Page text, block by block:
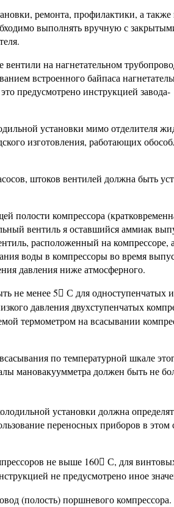
ремонта, профилактики, а также
выполнять вручную с
вентили на нагнетательном
встроенного байпаса
предусмотрено инструкцией завода-
установки мимо отделителя
изготовления, работающих
штоков вентилей должна быть
полости компрессора
вентиль я оставшийся аммиак
расположенный на компрессоре, а
воды в компрессоры во время
давления ниже атмосферного.
не менее 5 С для одноступенчатых
давления двухступенчатых
термометром на всасывании
по температурной шкале
мановакуумметра должен быть не
установки должна
переносных приборов в этом
не выше 160 С, для
не предусмотрено иное
(полость) поршневого компрессора.